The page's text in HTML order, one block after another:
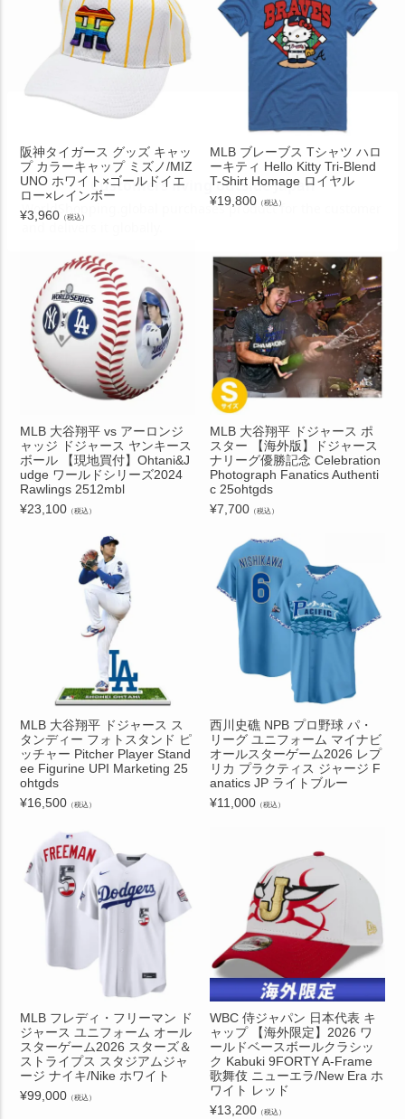
阪神タイガース グッズ キャッ
プ カラーキャップ ミズノ/MIZ
UNO ホワイト×ゴールドイエ
ロー×レインボー
¥3,960 （税込）
MLB ブレーブス Tシャツ ハロ
ーキティ Hello Kitty Tri-Blend
T-Shirt Homage ロイヤル
¥19,800 （税込）
MLB 大谷翔平 vs アーロンジ
ャッジ ドジャース ヤンキース
ボール 【現地買付】Ohtani&J
udge ワールドシリーズ2024
Rawlings 2512mbl
¥23,100 （税込）
MLB 大谷翔平 ドジャース ポ
スター 【海外版】ドジャース
ナリーグ優勝記念 Celebration
Photograph Fanatics Authenti
c 25ohtgds
¥7,700 （税込）
MLB 大谷翔平 ドジャース ス
タンディー フォトスタンド ピ
ッチャー Pitcher Player Stand
ee Figurine UPI Marketing 25
ohtgds
¥16,500 （税込）
西川史礁 NPB プロ野球 パ・
リーグ ユニフォーム マイナビ
オールスターゲーム2026 レプ
リカ プラクティス ジャージ F
anatics JP ライトブルー
¥11,000 （税込）
MLB フレディ・フリーマン ド
ジャース ユニフォーム オール
スターゲーム2026 スターズ＆
ストライプス スタジアムジャ
ージ ナイキ/Nike ホワイト
¥99,000 （税込）
WBC 侍ジャパン 日本代表 キ
ャップ 【海外限定】2026 ワ
ールドベースボールクラシッ
ク Kabuki 9FORTY A-Frame
歌舞伎 ニューエラ/New Era ホ
ワイト レッド
¥13,200 （税込）